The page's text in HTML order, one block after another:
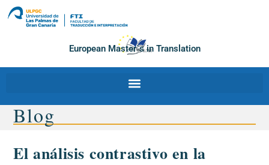
European Master´s in Translation
Blog
El análisis contrastivo en la